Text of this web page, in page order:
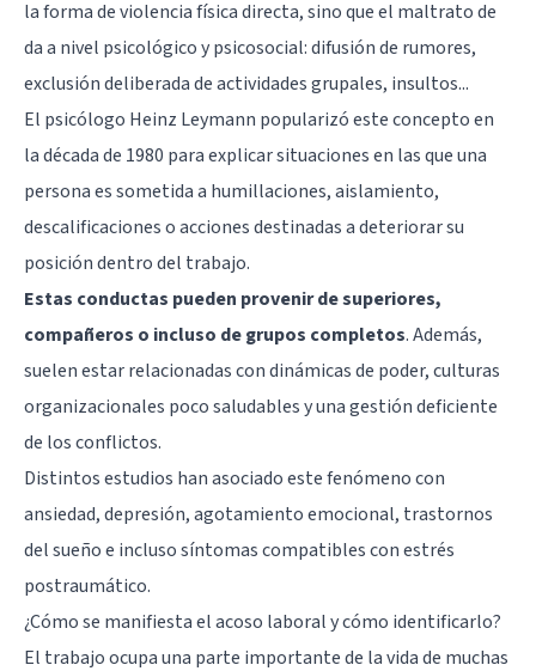
la forma deviolenciafísica directa, sino que el maltrato de
da a nivel psicológico y psicosocial: difusión de rumores,
exclusión deliberada de actividades grupales, insultos...
El psicólogo Heinz Leymann popularizó este concepto en
la década de 1980 para explicar situaciones en las que una
persona es sometida a humillaciones, aislamiento,
descalificaciones o acciones destinadas a deteriorar su
posición dentro del trabajo.
Estas conductas pueden provenir de superiores,
compañeros o incluso de grupos completos. Además,
suelen estar relacionadas con dinámicas de poder, culturas
organizacionales poco saludables y una gestión deficiente
de los conflictos.
Distintos estudios han asociado este fenómeno con
ansiedad, depresión, agotamiento emocional, trastornos
del sueño e incluso síntomas compatibles conestrés
postraumático.
¿Cómo se manifiesta el acoso laboral y cómo identificarlo?
El trabajo ocupa una parte importante de la vida de muchas